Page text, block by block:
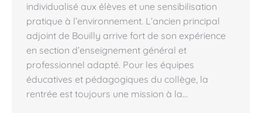
individualisé aux élèves et une sensibilisation
pratique à l’environnement. L’ancien principal
adjoint de Bouilly arrive fort de son expérience
en section d’enseignement général et
professionnel adapté. Pour les équipes
éducatives et pédagogiques du collège, la
rentrée est toujours une mission à la…